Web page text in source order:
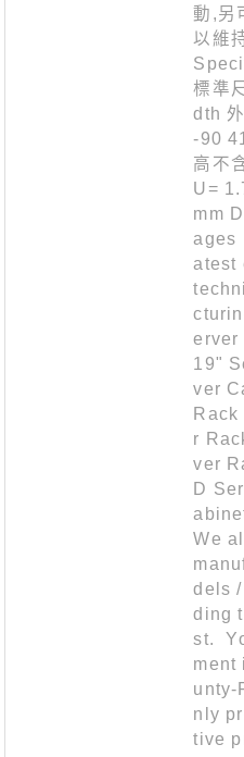
動,另
以維
標準
dth
-90
高不
U=
mm
ages
atest
erver
19"
ver
r
ver
D
We
dels
ding
st.
ment
unty-
nly
tive